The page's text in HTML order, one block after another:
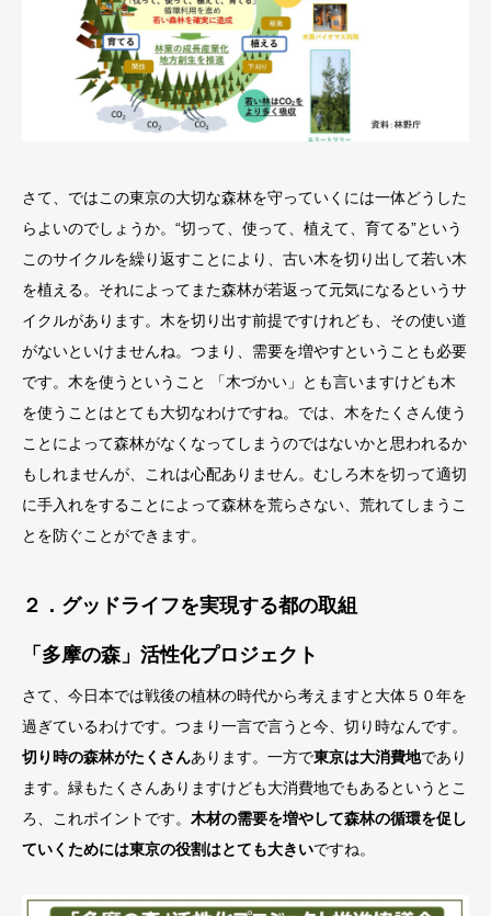
さて、ではこの東京の大切な森林を守っていくには一体どうした
らよいのでしょうか。“切って、使って、植えて、育てる”という
このサイクルを繰り返すことにより、古い木を切り出して若い木
を植える。それによってまた森林が若返って元気になるというサ
イクルがあります。木を切り出す前提ですけれども、その使い道
がないといけませんね。つまり、需要を増やすということも必要
です。木を使うということ 「木づかい」とも言いますけども木
を使うことはとても大切なわけですね。では、木をたくさん使う
ことによって森林がなくなってしまうのではないかと思われるか
もしれませんが、これは心配ありません。むしろ木を切って適切
に手入れをすることによって森林を荒らさない、荒れてしまうこ
とを防ぐことができます。
２．グッドライフを実現する都の取組
「多摩の森」活性化プロジェクト
さて、今日本では戦後の植林の時代から考えますと大体５０年を
過ぎているわけです。つまり一言で言うと今、切り時なんです。
切り時の森林がたくさんあります。一方で東京は大消費地であり
ます。緑もたくさんありますけども大消費地でもあるというとこ
ろ、これポイントです。 木材の需要を増やして森林の循環を促し
ていくためには東京の役割はとても大きいですね。